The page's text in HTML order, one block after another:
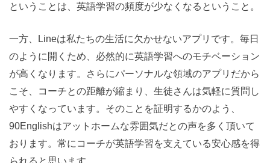
ということは、英語学習の頻度が少なくなるということ。
一方、Lineは私たちの生活に欠かせないアプリです。毎日
のように開くため、必然的に英語学習へのモチベーション
が高くなります。さらにパーソナルな領域のアプリだから
こそ、コーチとの距離が縮まり、生徒さんは気軽に質問し
やすくなっています。そのことを証明するかのよう、
90Englishはアットホームな雰囲気だとの声を多く頂いて
おります。常にコーチが英語学習を支えている安心感を得